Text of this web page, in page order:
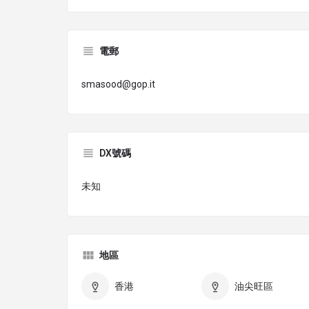
電郵
smasood@gop.it
DX號碼
未知
地區
香港 油尖旺區